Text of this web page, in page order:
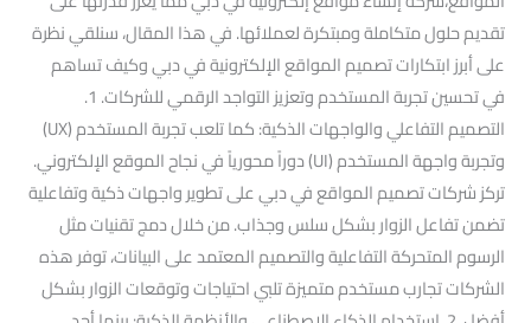
تقديم حلول متكاملة ومبتكرة لعملائها. في هذا المقال، سنلقي نظرة
على أبرز ابتكارات تصميم المواقع الإلكترونية في دبي وكيف تساهم
في تحسين تجربة المستخدم وتعزيز التواجد الرقمي للشركات. 1.
التصميم التفاعلي والواجهات الذكية: كما تلعب تجربة المستخدم (UX)
وتجربة واجهة المستخدم (UI) دوراً محورياً في نجاح الموقع الإلكتروني.
تركز شركات تصميم المواقع في دبي على تطوير واجهات ذكية وتفاعلية
تضمن تفاعل الزوار بشكل سلس وجذاب. من خلال دمج تقنيات مثل
الرسوم المتحركة التفاعلية والتصميم المعتمد على البيانات، توفر هذه
الشركات تجارب مستخدم متميزة تلبي احتياجات وتوقعات الزوار بشكل